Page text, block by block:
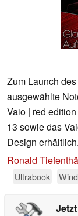
Zum Launch
ausgewählte
Vaio | red
13 sowie das
Design erhältlich.
Ronald
Ultrabook